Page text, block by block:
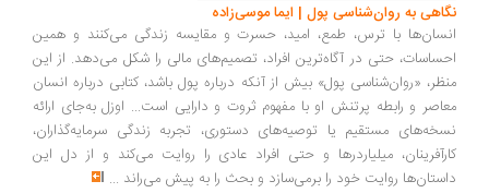
به روان‌شناسی پول | ایما موسی‌زاده
با ترس، طمع، امید، حسرت و مقایسه زندگی می‌کنند و همین
حتی در آگاه‌ترین افراد، تصمیم‌های مالی را شکل می‌دهد. از این
«روان‌شناسی پول» بیش از آنکه درباره پول باشد، کتابی درباره انسان
و رابطه پرتنش او با مفهوم ثروت و دارایی است... اوزل به‌جای ارائه
مستقیم یا توصیه‌های دستوری، تجربه زندگی سرمایه‌گذاران،
میلیاردرها و حتی افراد عادی را روایت می‌کند و از دل این
روایت خود را برمی‌سازد و بحث را به پیش می‌راند...